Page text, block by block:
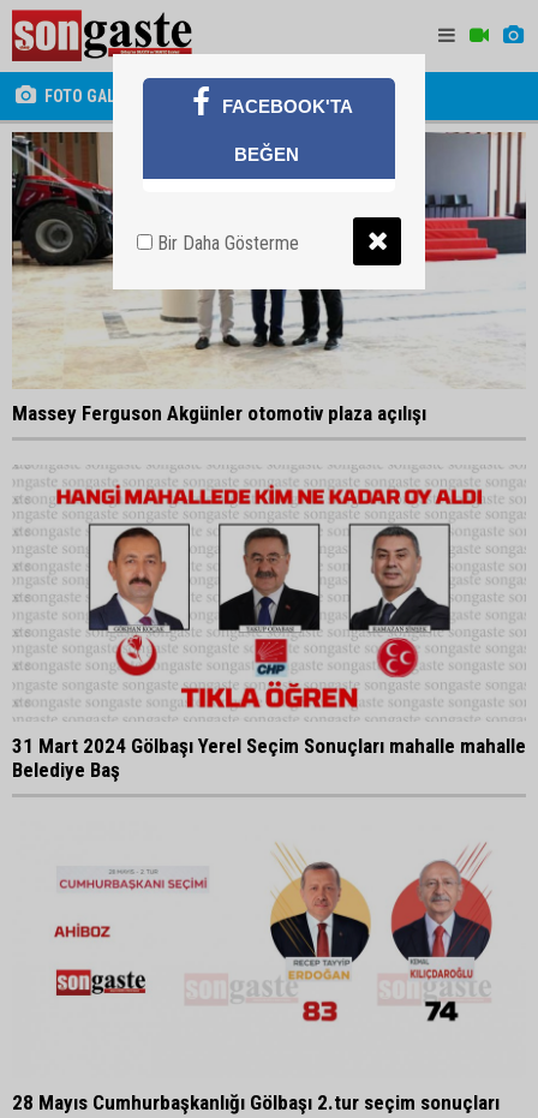
FOTO GALERİ
Massey Ferguson Akgünler otomotiv plaza açılışı
31 Mart 2024 Gölbaşı Yerel Seçim Sonuçları mahalle mahalle
Belediye Baş
28 Mayıs Cumhurbaşkanlığı Gölbaşı 2.tur seçim sonuçları
FACEBOOK'TA
BEĞEN
Bir Daha Gösterme